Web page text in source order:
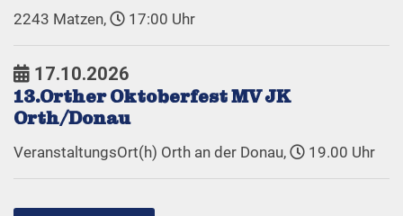
2243 Matzen,
17:00 Uhr
17.10.2026
13.Orther Oktoberfest MV JK
Orth/Donau
VeranstaltungsOrt(h) Orth an der Donau,
19.00 Uhr